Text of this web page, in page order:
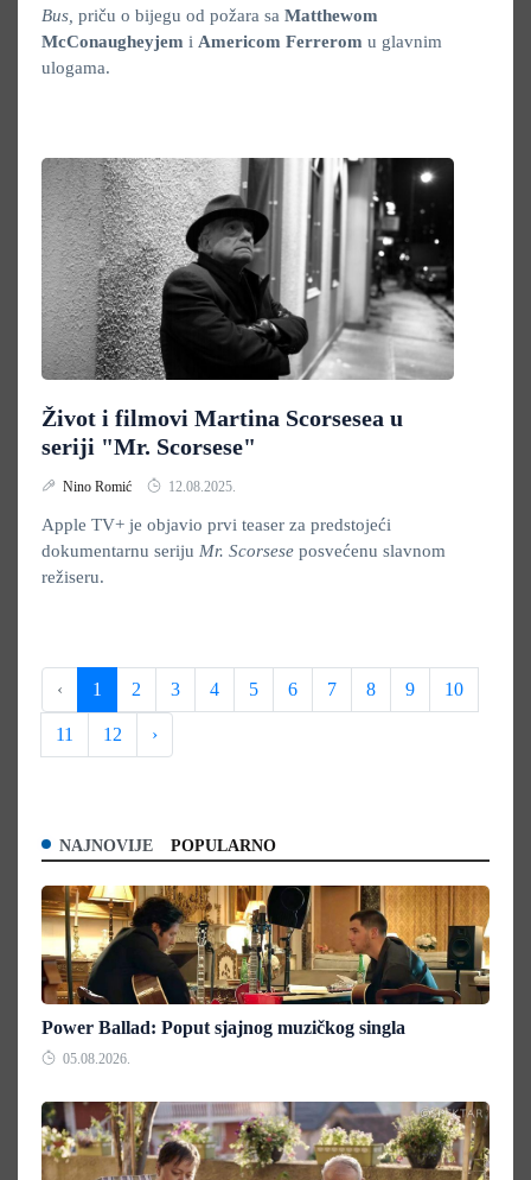
Bus, priču o bijegu od požara sa Matthewom
McConaugheyjem i Americom Ferrerom u glavnim
ulogama.
Život i filmovi Martina Scorsesea u
seriji "Mr. Scorsese"
Nino Romić 12.08.2025.
Apple TV+ je objavio prvi teaser za predstojeći
dokumentarnu seriju Mr. Scorsese posvećenu slavnom
režiseru.
‹ 1 2 3 4 5 6 7 8 9 10
11 12 ›
NAJNOVIJE POPULARNO
Power Ballad: Poput sjajnog muzičkog singla
05.08.2026.